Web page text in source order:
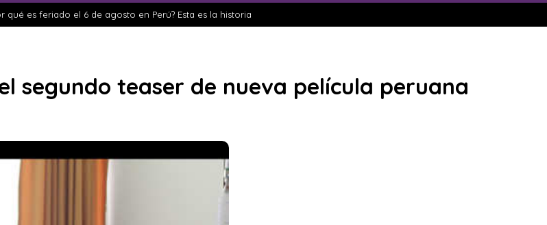
qué es feriado el 6 de agosto en Perú? Esta es la historia
segundo teaser de nueva película peruana